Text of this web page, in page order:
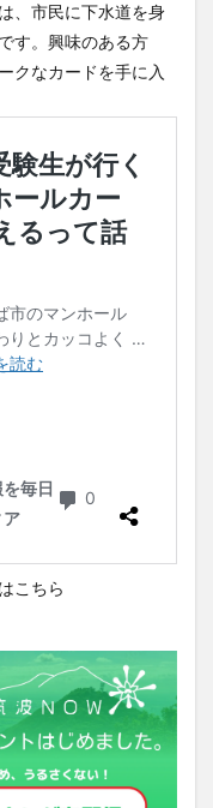
、市民に下水道を身
す。興味のある方
クなカードを手に入
こちら